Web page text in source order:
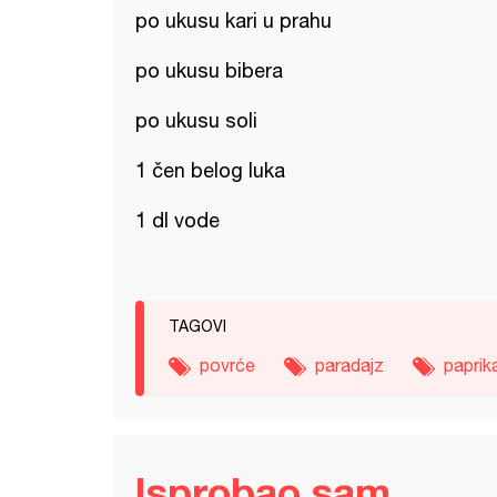
po ukusu kari u prahu
po ukusu bibera
po ukusu soli
1 čen belog luka
1 dl vode
TAGOVI
povrće paradajz